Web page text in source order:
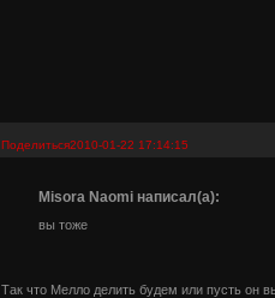
Поделиться2010-01-22 17:14:15
Misora Naomi написал(а):
вы тоже
Так что Мелло делить будем или пусть он